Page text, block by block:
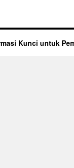
Kunci untuk